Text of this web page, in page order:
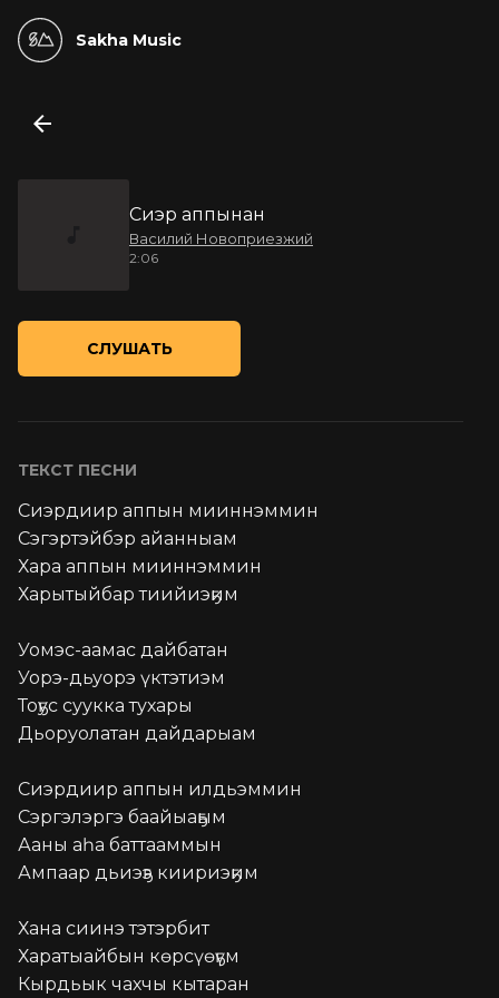
Sakha Music
Сиэр аппынан
Василий Новоприезжий
2:06
СЛУШАТЬ
ТЕКСТ ПЕСНИ
Сиэрдиир аппын мииннэммин
Сэгэртэйбэр айанныам
Хара аппын мииннэммин
Харытыйбар тиийиэҕим
Уомэс-аамас дайбатан
Уорэ-дьуорэ үктэтиэм
Тоҕус суукка тухары
Дьоруолатан дайдарыам
Сиэрдиир аппын илдьэммин
Сэргэлэргэ баайыаҕым
Ааны аһа баттааммын
Ампаар дьиэҕэ киириэҕим
Хана сиинэ тэтэрбит
Харатыайбын көрсүөҕүм
Кырдьык чахчы кытаран